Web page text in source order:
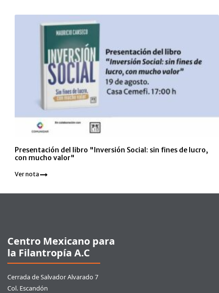
Presentación del libro "Inversión Social: sin fines de lucro,
con mucho valor"
Ver nota
Centro Mexicano para
la Filantropía A.C
Cerrada de Salvador Alvarado 7
Col. Escandón